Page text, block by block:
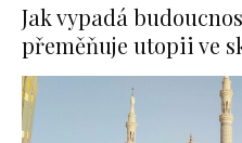
Jak vypadá
přeměňuje utopii ve